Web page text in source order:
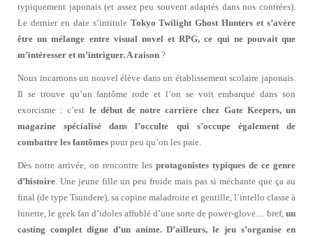
typiquement japonais (et assez peu souvent adaptés dans nos contrées).
Le dernier en date s’intitule Tokyo Twilight Ghost Hunters et s’avère
être un mélange entre visual novel et RPG, ce qui ne pouvait que
m’intéresser et m’intriguer. A raison ?
Nous incarnons un nouvel élève dans un établissement scolaire japonais.
Il se trouve qu’un fantôme rode et l’on se voit embarqué dans son
exorcisme : c’est le début de notre carrière chez Gate Keepers, un
magazine spécialisé dans l’occulte qui s’occupe également de
combattre les fantômes pour peu qu’on les paie.
Dès notre arrivée, on rencontre les protagonistes typiques de ce genre
d’histoire . Une jeune fille un peu froide mais pas si méchante que ça au
final (de type Tsundere), sa copine maladroite et gentille, l’intello classe à
lunette, le geek fan d’idoles affublé d’une sorte de power-glove… bref, un
casting complet digne d’un anime. D’ailleurs, le jeu s’organise en